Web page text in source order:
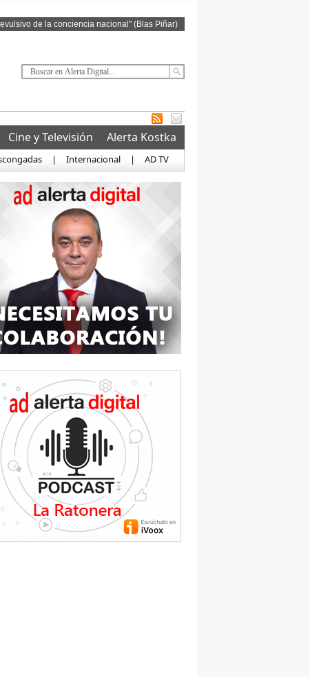
de la conciencia nacional" (Blas Piñar)
Cine y Televisión
Alerta Kostka
| Internacional | AD TV